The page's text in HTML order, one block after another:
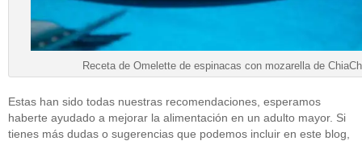
Receta de Omelette de espinacas con mozarella de
Estas han sido todas nuestras recomendaciones, esperamos
haberte ayudado a mejorar la alimentación en un adulto mayor. Si
tienes más dudas o sugerencias que podemos incluir en este blog,